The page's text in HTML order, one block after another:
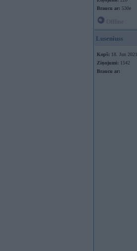
Braucu ar: 530e
Luseniuss
Kopš: 18. Jun 2021
Ziņojumi: 1542
Braucu ar: